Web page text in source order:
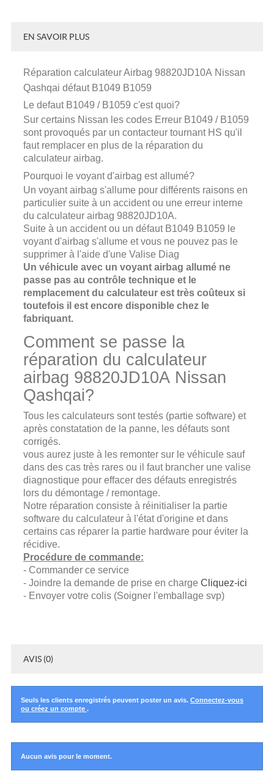
EN SAVOIR PLUS
Réparation calculateur Airbag 98820JD10A Nissan
Qashqai défaut B1049 B1059
Le defaut B1049 / B1059 c'est quoi?
Sur certains Nissan les codes Erreur B1049 / B1059
sont provoqués par un contacteur tournant HS qu'il
faut remplacer en plus de la réparation du
calculateur airbag.
Pourquoi le voyant d'airbag est allumé?
Un voyant airbag s'allume pour différents raisons en
particulier suite à un accident ou une erreur interne
du calculateur airbag 98820JD10A.
Suite à un accident ou un défaut B1049 B1059 le
voyant d'airbag s'allume et vous ne pouvez pas le
supprimer à l'aide d'une Valise Diag
Un véhicule avec un voyant airbag allumé ne
passe pas au contrôle technique et le
remplacement du calculateur est très coûteux si
toutefois il est encore disponible chez le
fabriquant.
Comment se passe la
réparation du calculateur
airbag 98820JD10A Nissan
Qashqai?
Tous les calculateurs sont testés (partie software) et
après constatation de la panne, les défauts sont
corrigés.
vous aurez juste à les remonter sur le véhicule sauf
dans des cas très rares ou il faut brancher une valise
diagnostique pour effacer des défauts enregistrés
lors du démontage / remontage.
Notre réparation consiste à réinitialiser la partie
software du calculateur à l'état d'origine et dans
certains cas réparer la partie hardware pour éviter la
récidive.
Procédure de commande:
- Commander ce service
- Joindre la demande de prise en charge Cliquez-ici
- Envoyer votre colis (Soigner l'emballage svp)
AVIS (0)
Seuls les clients enregistrés peuvent poster un avis. Connectez-vous
ou créez un compte .
Aucun avis pour le moment.